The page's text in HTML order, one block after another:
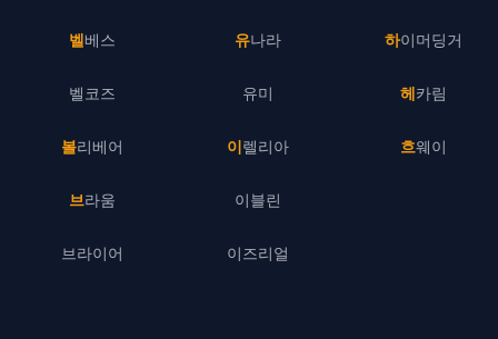
벨베스
벨코즈
볼리베어
브라움
브라이어
유나라
유미
이렐리아
이블린
이즈리얼
하이머딩거
헤카림
흐웨이